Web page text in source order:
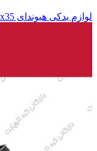
لوازم یدکی هیوندای ix35